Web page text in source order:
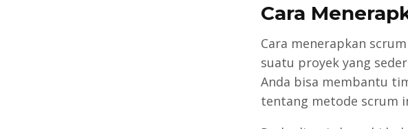
Cara
Cara menerapkan
suatu proyek yang
Anda bisa membantu
tentang metode scrum